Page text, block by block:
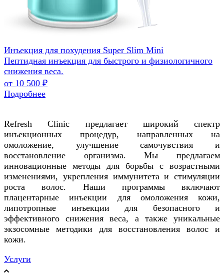
Инъекция для похудения Super Slim Mini
Пептидная инъекция для быстрого и физиологичного
снижения веса.
от 10 500 ₽
Подробнее
Refresh Clinic предлагает широкий спектр
инъекционных процедур, направленных на
омоложение, улучшение самочувствия и
восстановление организма. Мы предлагаем
инновационные методы для борьбы с возрастными
изменениями, укрепления иммунитета и стимуляции
роста волос. Наши программы включают
плацентарные инъекции для омоложения кожи,
липотропные инъекции для безопасного и
эффективного снижения веса, а также уникальные
экзосомные методики для восстановления волос и
кожи.
Услуги